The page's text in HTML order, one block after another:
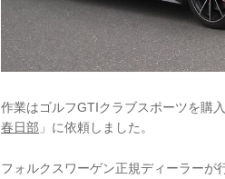
作業はゴルフGTIクラブスポーツを購
春日部 」に依頼しました。
フォルクスワーゲン正規ディーラーが